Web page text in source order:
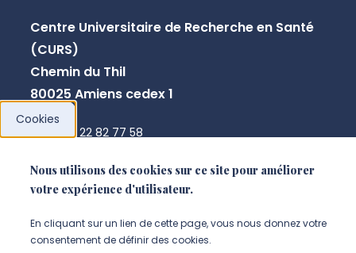
Centre Universitaire de Recherche en Santé
(CURS)
Chemin du Thil
80025 Amiens cedex 1
+33 3 22 82 77 58
Cookies
Nous utilisons des cookies sur ce site pour améliorer
votre expérience d'utilisateur.
En cliquant sur un lien de cette page, vous nous donnez votre
consentement de définir des cookies.